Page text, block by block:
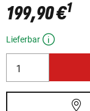
199,90 €1
Lieferbar